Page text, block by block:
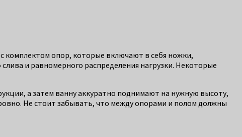
комплектом опор, которые включают в себя ножки,
и равномерного распределения нагрузки. Некоторые
а затем ванну аккуратно поднимают на нужную высоту,
Не стоит забывать, что между опорами и полом должны